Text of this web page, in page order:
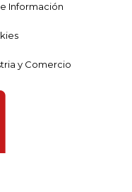
Información
y Comercio